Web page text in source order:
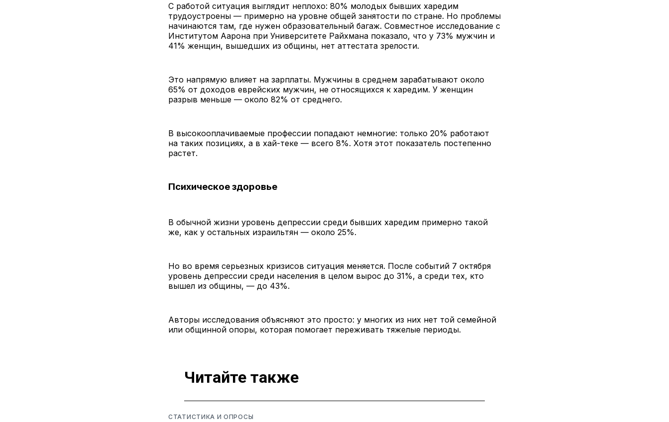
С работой ситуация выглядит неплохо: 80% молодых бывших харедим
трудоустроены — примерно на уровне общей занятости по стране. Но проблемы
начинаются там, где нужен образовательный багаж. Совместное исследование с
Институтом Аарона при Университете Райхмана показало, что у 73% мужчин и
41% женщин, вышедших из общины, нет аттестата зрелости.
Это напрямую влияет на зарплаты. Мужчины в среднем зарабатывают около
65% от доходов еврейских мужчин, не относящихся к харедим. У женщин
разрыв меньше — около 82% от среднего.
В высокооплачиваемые профессии попадают немногие: только 20% работают
на таких позициях, а в хай-теке — всего 8%. Хотя этот показатель постепенно
растет.
Психическое здоровье
В обычной жизни уровень депрессии среди бывших харедим примерно такой
же, как у остальных израильтян — около 25%.
Но во время серьезных кризисов ситуация меняется. После событий 7 октября
уровень депрессии среди населения в целом вырос до 31%, а среди тех, кто
вышел из общины, — до 43%.
Авторы исследования объясняют это просто: у многих из них нет той семейной
или общинной опоры, которая помогает переживать тяжелые периоды.
Читайте также
СТАТИСТИКА И ОПРОСЫ